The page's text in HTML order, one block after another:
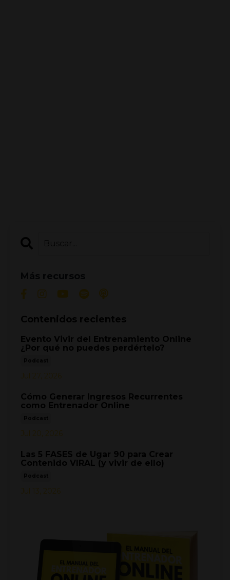
Contenidos recientes
Evento Vivir del Entrenamiento Online
¿Por qué no puedes perdértelo?
Jul 27, 2026
Cómo Generar Ingresos Recurrentes
como Entrenador Online
Jul 20, 2026
Las 5 FASES de Ugar 90 para Crear
Contenido VIRAL (y vivir de ello)
Jul 13, 2026